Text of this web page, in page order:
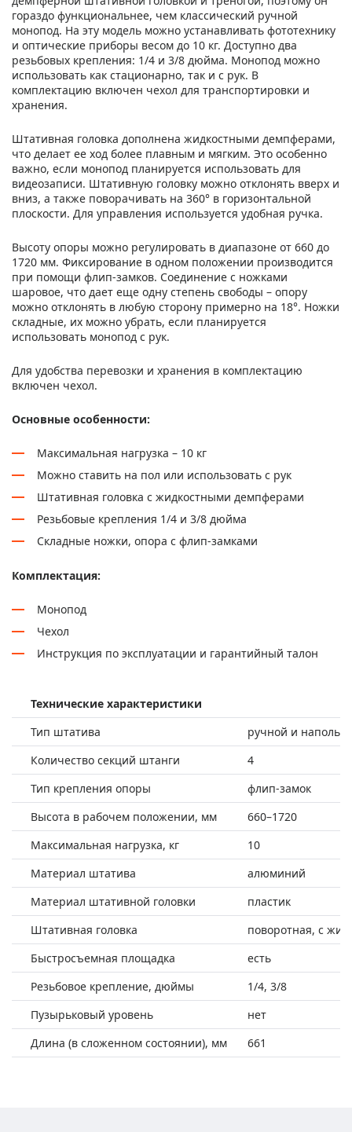
гораздо функциональнее, чем классический ручной
монопод. На эту модель можно устанавливать фототехнику
и оптические приборы весом до 10 кг. Доступно два
резьбовых крепления: 1/4 и 3/8 дюйма. Монопод можно
использовать как стационарно, так и с рук. В
комплектацию включен чехол для транспортировки и
хранения.
Штативная головка дополнена жидкостными демпферами,
что делает ее ход более плавным и мягким. Это особенно
важно, если монопод планируется использовать для
видеозаписи. Штативную головку можно отклонять вверх и
вниз, а также поворачивать на 360° в горизонтальной
плоскости. Для управления используется удобная ручка.
Высоту опоры можно регулировать в диапазоне от 660 до
1720 мм. Фиксирование в одном положении производится
при помощи флип-замков. Соединение с ножками
шаровое, что дает еще одну степень свободы – опору
можно отклонять в любую сторону примерно на 18°. Ножки
складные, их можно убрать, если планируется
использовать монопод с рук.
Для удобства перевозки и хранения в комплектацию
включен чехол.
Основные особенности:
Максимальная нагрузка – 10 кг
Можно ставить на пол или использовать с рук
Штативная головка с жидкостными демпферами
Резьбовые крепления 1/4 и 3/8 дюйма
Складные ножки, опора с флип-замками
Комплектация:
Монопод
Чехол
Инструкция по эксплуатации и гарантийный талон
Технические характеристики
Тип штатива
ручной и
Количество секций штанги
4
Тип крепления опоры
флип-замок
Высота в рабочем положении, мм
660–1720
Максимальная нагрузка, кг
10
Материал штатива
алюминий
Материал штативной головки
пластик
Штативная головка
поворотная, с
Быстросъемная площадка
есть
Резьбовое крепление, дюймы
1/4, 3/8
Пузырьковый уровень
нет
Длина (в сложенном состоянии), мм
661